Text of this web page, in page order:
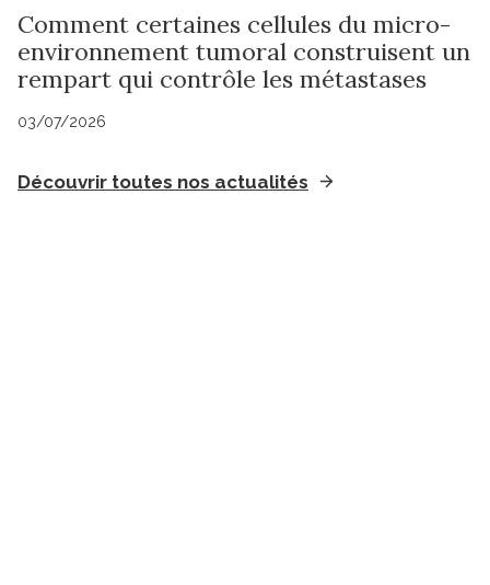
Comment certaines cellules du micro-
environnement tumoral construisent un
rempart qui contrôle les métastases
03/07/2026
Découvrir toutes nos actualités